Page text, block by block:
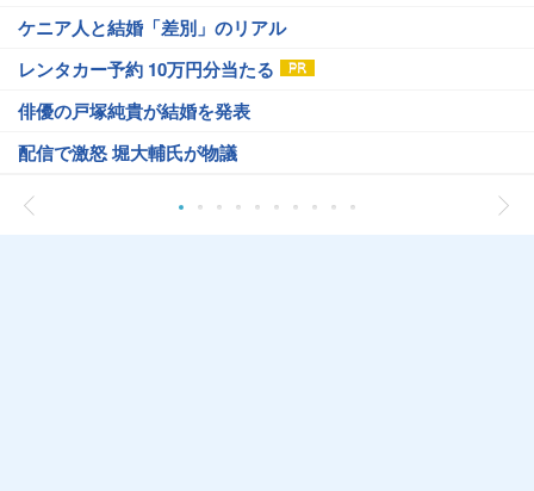
ケニア人と結婚「差別」のリアル
レンタカー予約 10万円分当たる
俳優の戸塚純貴が結婚を発表
配信で激怒 堀大輔氏が物議